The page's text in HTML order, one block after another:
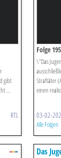
gibt
...
RTL
Folge 195
\"Das
Straftäter
einen
03-02-
Alle Folgen
Das